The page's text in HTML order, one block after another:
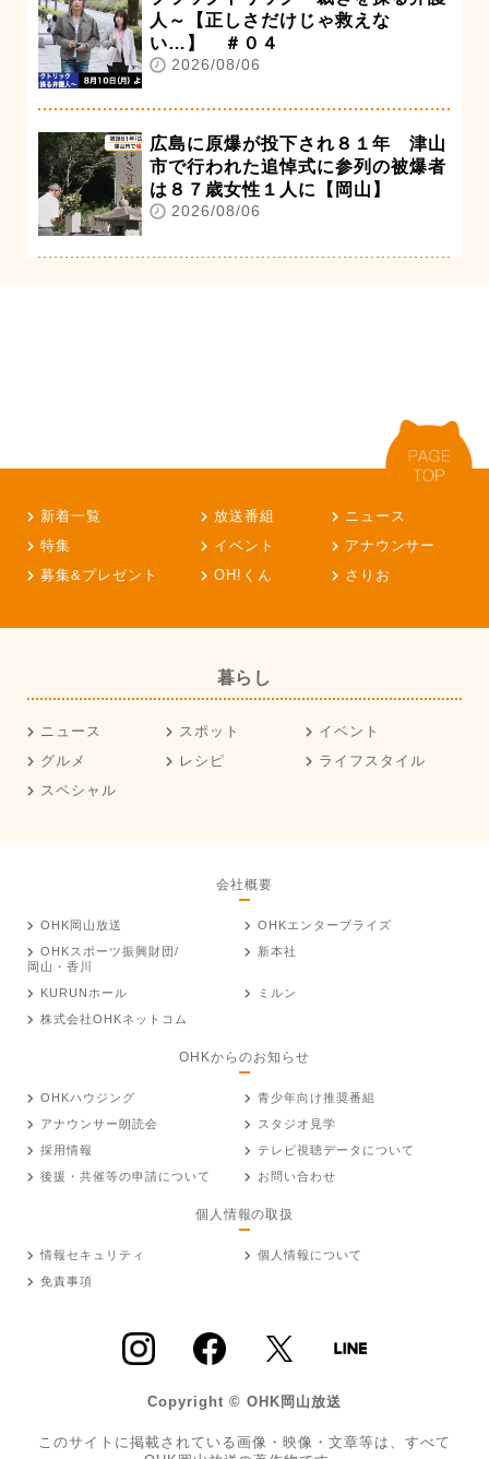
人～【正しさだけじゃ救えな
い…】 ＃０４
2026/08/06
広島に原爆が投下され８１年 津山
市で行われた追悼式に参列の被爆者
は８７歳女性１人に【岡山】
2026/08/06
新着一覧 放送番組
ニュース
特集
イベント
アナウンサー
募集&プレゼント
OH!くん さりお
暮らし
ニュース スポット
イベント
グルメ
レシピ
ライフスタイル
スペシャル
会社概要
OHK岡山放送
OHKエンタープライズ
OHKスポーツ振興財団/
岡山・香川
新本社
KURUNホール
ミルン
株式会社OHKネットコム
OHKからのお知らせ
OHKハウジング
青少年向け推奨番組
アナウンサー朗読会
スタジオ見学
採用情報
テレビ視聴データについて
後援・共催等の申請について
お問い合わせ
個人情報の取扱
情報セキュリティ
個人情報について
免責事項
Copyright © OHK岡山放送
このサイトに掲載されている画像・映像・文章等は、すべて